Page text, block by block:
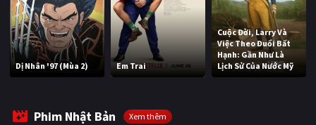
Dị Nhân '97 (Mùa 2) Em Trai
Cuộc Đời, Larry Và
Việc Theo Đuổi Bất
Hạnh: Gần Như Là
Lịch Sử Của Nước Mỹ
Phim Nhật Bản Xem thêm